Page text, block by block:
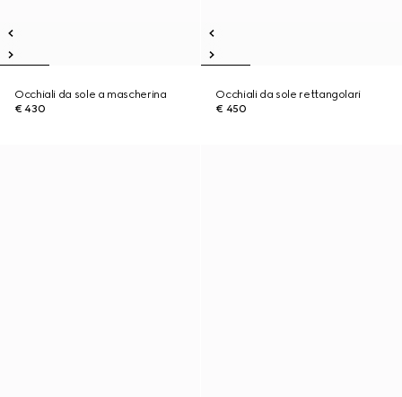
Occhiali da sole a mascherina
€ 430
Occhiali da sole rettangolari
€ 450